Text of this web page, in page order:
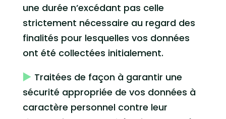
une durée n’excédant pas celle
strictement nécessaire au regard des
finalités pour lesquelles vos données
ont été collectées initialement.
Traitées de façon à garantir une
sécurité appropriée de vos données à
caractère personnel contre leur